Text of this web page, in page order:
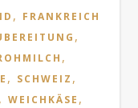
, FRANKREICH
,
,
, SCHWEIZ ,
, WEICHKÄSE ,